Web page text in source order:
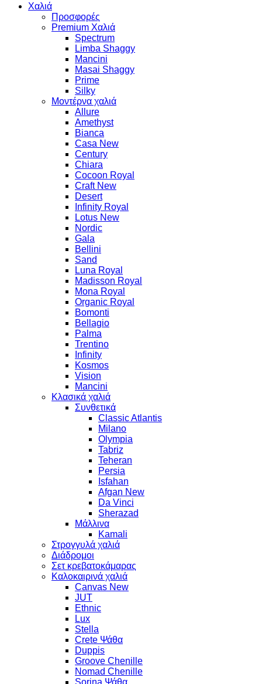
Χαλιά
Προσφορές
Premium Χαλιά
Spectrum
Limba Shaggy
Mancini
Masai Shaggy
Prime
Silky
Μοντέρνα χαλιά
Allure
Amethyst
Bianca
Casa New
Century
Chiara
Cocoon Royal
Craft New
Desert
Infinity Royal
Lotus New
Nordic
Gala
Bellini
Sand
Luna Royal
Madisson Royal
Mona Royal
Organic Royal
Bomonti
Bellagio
Palma
Trentino
Infinity
Kosmos
Vision
Mancini
Κλασικά χαλιά
Συνθετικά
Classic Atlantis
Milano
Olympia
Tabriz
Teheran
Persia
Isfahan
Afgan New
Da Vinci
Sherazad
Μάλλινα
Kamali
Στρογγυλά χαλιά
Διάδρομοι
Σετ κρεβατοκάμαρας
Καλοκαιρινά χαλιά
Canvas New
JUT
Ethnic
Lux
Stella
Crete Ψάθα
Duppis
Groove Chenille
Nomad Chenille
Sorina Ψάθα